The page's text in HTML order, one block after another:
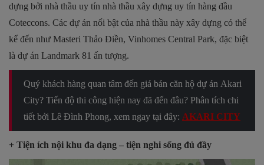
dựng bởi nhà thầu uy tín nhà thầu xây dựng uy tín hàng đầu
Coteccons. Các dự án nổi bật của nhà thầu này xây dựng có thể
kể đến như Masteri Thảo Điền, Vinhomes Central Park, đặc biệt
là dự án Landmark 81 ấn tượng.
Quý khách hàng quan tâm đến giá bán căn hộ dự án Akari
City? Tiến độ thi công hiện nay đã đến đâu? Phân tích chi
tiết bởi Lê Đình Phong, xem ngay tại đây: AKARI CITY
+ Tiện ích nội khu đa dạng – tiện nghi sống đủ đầy